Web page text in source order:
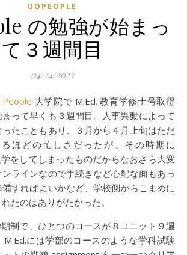
UOPEOPLE
の勉強が始まっ
て３週間目
04/24/2023
People 大学院で M.Ed. 教育学修士号取得
って早くも３週間目。人事異動によって
たこともあり、３月から４月上旬はただ
ほどの忙しさだったが、その時期に
をしてしまったものだからなおさら大変
ラインなので手続きなど心配な面もあっ
すればよいかなど、学校側からこまめに
たのはありがたかった。
制で、ひとつのコースが８ユニット９週
には学部のコースのような学科試験